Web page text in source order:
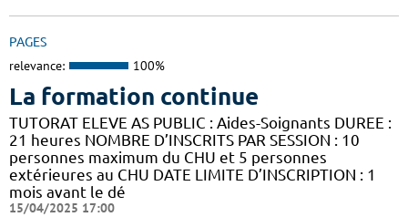
PAGES
relevance: 100%
La formation continue
TUTORAT ELEVE AS PUBLIC : Aides-Soignants DUREE :
21 heures NOMBRE D’INSCRITS PAR SESSION : 10
personnes maximum du CHU et 5 personnes
extérieures au CHU DATE LIMITE D’INSCRIPTION : 1
mois avant le dé
15/04/2025 17:00